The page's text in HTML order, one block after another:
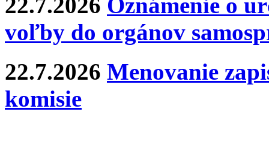
voľby do orgánov
22.7.2026 Menovanie
komisie